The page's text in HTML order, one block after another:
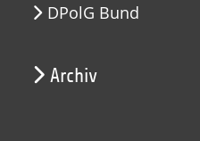
DPolG Bund
Archiv